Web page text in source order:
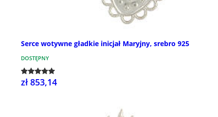
Serce wotywne gładkie inicjał Maryjny, srebro 925
DOSTĘPNY
zł 853,14